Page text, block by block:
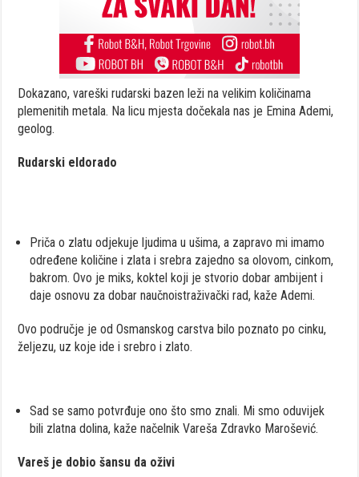
Dokazano, vareški rudarski bazen leži na velikim količinama
plemenitih metala. Na licu mjesta dočekala nas je Emina Ademi,
geolog.
Rudarski eldorado
Priča o zlatu odjekuje ljudima u ušima, a zapravo mi imamo
određene količine i zlata i srebra zajedno sa olovom, cinkom,
bakrom. Ovo je miks, koktel koji je stvorio dobar ambijent i
daje osnovu za dobar naučnoistraživački rad, kaže Ademi.
Ovo područje je od Osmanskog carstva bilo poznato po cinku,
željezu, uz koje ide i srebro i zlato.
Sad se samo potvrđuje ono što smo znali. Mi smo oduvijek
bili zlatna dolina, kaže načelnik Vareša Zdravko Marošević.
Vareš je dobio šansu da oživi